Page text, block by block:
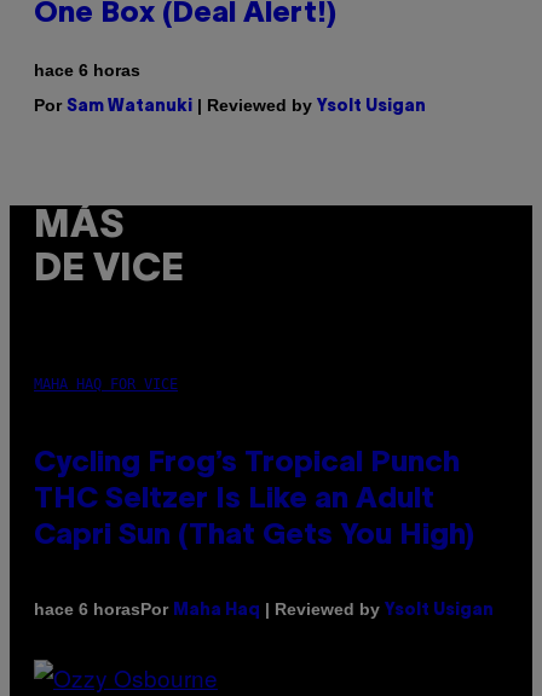
One Box (Deal Alert!)
hace 6 horas
Por Sam Watanuki | Reviewed by Ysolt Usigan
MÁS
DE VICE
MAHA HAQ FOR VICE
Cycling Frog’s Tropical Punch
THC Seltzer Is Like an Adult
Capri Sun (That Gets You High)
hace 6 horasPor Maha Haq | Reviewed by Ysolt Usigan